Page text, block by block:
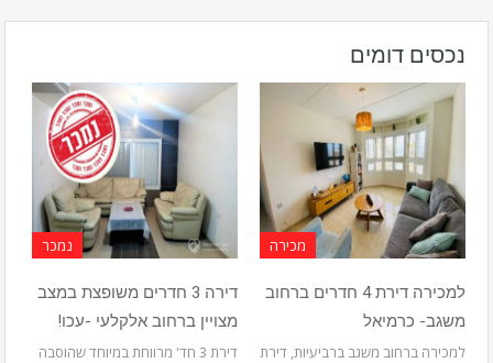
נכסים דומים
מכירה
למכירה דירת 4 חדרים ברחוב
משגב- כרמיאל
למכירה ברחוב משגב ברביעיות, דירת
נמכר
דירה 3 חדרים משופצת במצב
מצויין ברחוב אלקלעי -עכו!
דירת 3 חד' מרווחת במיוחד שהוסבה